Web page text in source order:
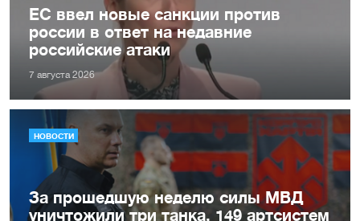
ЕС ввел новые санкции против
россии в ответ на недавние
российские атаки
7 августа 2026
НОВОСТИ
За прошедшую неделю силы МВД
уничтожили три танка, 149 артсистем